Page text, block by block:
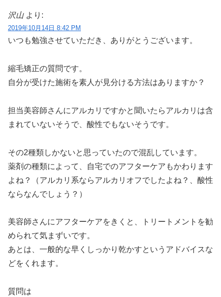
沢山 より:
2019年10月14日 8:42 PM
いつも勉強させていただき、ありがとうございます。
縮毛矯正の質問です。
自分が受けた施術を素人が見分ける方法はありますか？
担当美容師さんにアルカリですかと聞いたらアルカリは含
まれていないそうで、酸性でもないそうです。
その2種類しかないと思っていたので混乱しています。
薬剤の種類によって、自宅でのアフターケアもかわります
よね？（アルカリ系ならアルカリオフでしたよね？、酸性
ならなんでしょう？）
美容師さんにアフターケアをきくと、トリートメントを勧
められて気まずいです。
あとは、一般的な早くしっかり乾かすというアドバイスな
どをくれます。
質問は